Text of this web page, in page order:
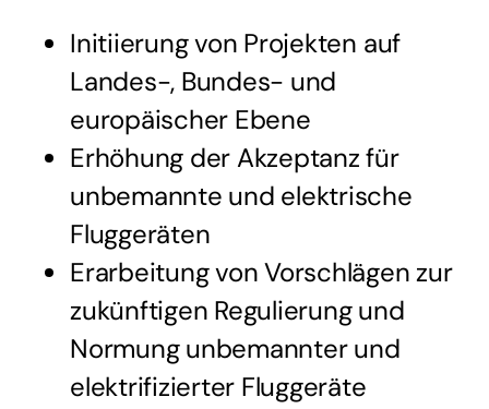
Initiierung von Projekten auf
Landes-, Bundes- und
europäischer Ebene
Erhöhung der Akzeptanz für
unbemannte und elektrische
Fluggeräten
Erarbeitung von Vorschlägen zur
zukünftigen Regulierung und
Normung unbemannter und
elektrifizierter Fluggeräte